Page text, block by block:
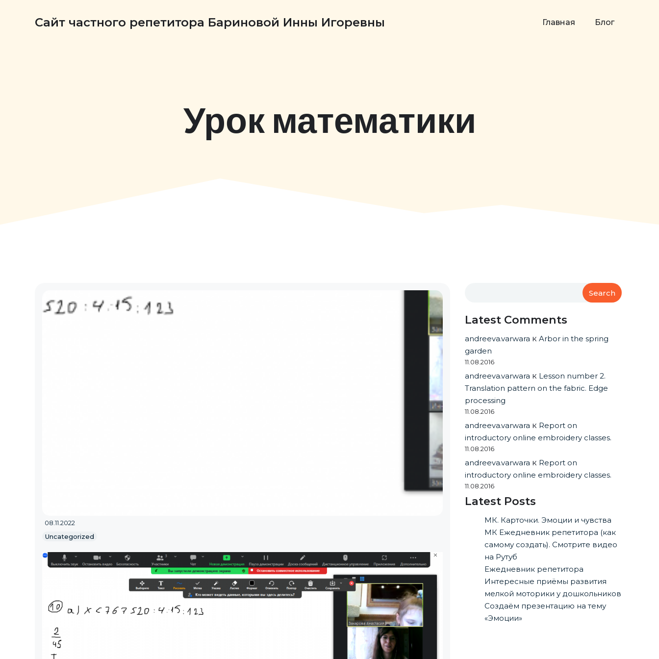
Сайт частного репетитора Бариновой Инны Игоревны Главная Блог
Урок математики
08.11.2022
Uncategorized
Search
Latest Comments
andreeva.varwara кArbor in the spring
garden
11.08.2016
andreeva.varwara к Lesson number 2.
Translation pattern on the fabric. Edge
processing
11.08.2016
andreeva.varwara к Report on
introductory online embroidery classes.
11.08.2016
andreeva.varwara к Report on
introductory online embroidery classes.
11.08.2016
Latest Posts
МК. Карточки. Эмоции и чувства
МК Ежедневник репетитора (как
самому создать). Смотрите видео
на Рутуб
Ежедневник репетитора
Интересные приёмы развития
мелкой моторики у дошкольников
Создаём презентацию на тему
«Эмоции»